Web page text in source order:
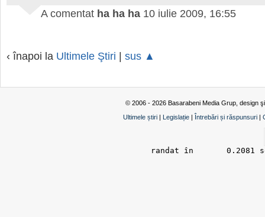
A comentat ha ha ha 10 iulie 2009, 16:55
‹ înapoi la Ultimele Ştiri | sus ▲
© 2006 - 2026 Basarabeni Media Grup, design
Ultimele știri | Legislație | Întrebări și răspunsuri |
randat în